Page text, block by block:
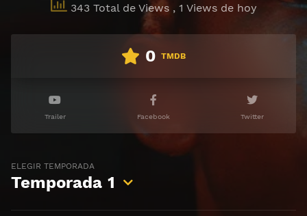
343 Total de Views , 1 Views de hoy
0 TMDB
Trailer Facebook Twitter
ELEGIR TEMPORADA
Temporada 1